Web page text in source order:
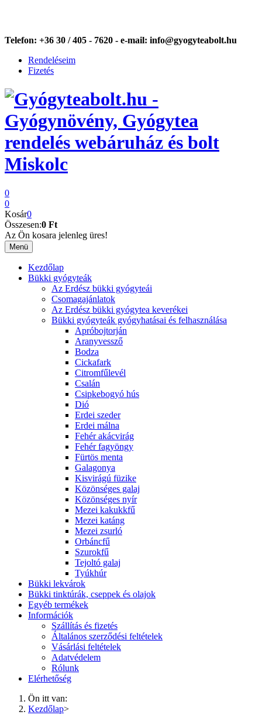
Telefon: +36 30 / 405 - 7620 - e-mail: info@gyogyteabolt.hu
Rendeléseim
Fizetés
0
0
Kosár0
Összesen:0 Ft
Az Ön kosara jelenleg üres!
Menü
Kezdőlap
Bükki gyógyteák
Az Erdész bükki gyógyteái
Csomagajánlatok
Az Erdész bükki gyógytea keverékei
Bükki gyógyteák gyógyhatásai és felhasználása
Apróbojtorján
Aranyvessző
Bodza
Cickafark
Citromfűlevél
Csalán
Csipkebogyó hús
Dió
Erdei szeder
Erdei málna
Fehér akácvirág
Fehér fagyöngy
Fürtös menta
Galagonya
Kisvirágú füzike
Közönséges galaj
Közönséges nyír
Mezei kakukkfű
Mezei katáng
Mezei zsurló
Orbáncfű
Szurokfű
Tejoltó galaj
Tyúkhúr
Bükki lekvárok
Bükki tinktúrák, cseppek és olajok
Egyéb termékek
Információk
Szállítás és fizetés
Általános szerződési feltételek
Vásárlási feltételek
Adatvédelem
Rólunk
Elérhetőség
Ön itt van:
Kezdőlap>